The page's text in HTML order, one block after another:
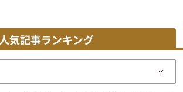
気記事ランキング